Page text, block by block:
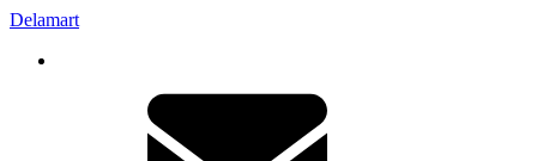
Delamart